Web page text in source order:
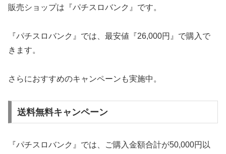
販売ショップは『パチスロバンク』です。
『パチスロバンク』では、最安値『26,000円』で購入で
きます。
さらにおすすめのキャンペーンも実施中。
送料無料キャンペーン
『パチスロバンク』では、ご購入金額合計が50,000円以